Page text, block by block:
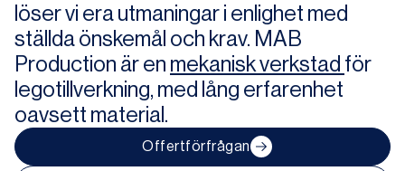
löser vi era utmaningar i enlighet med
ställda önskemål och krav. MAB
Production är en mekanisk verkstad för
legotillverkning, med lång erfarenhet
oavsett material.
Offertförfrågan